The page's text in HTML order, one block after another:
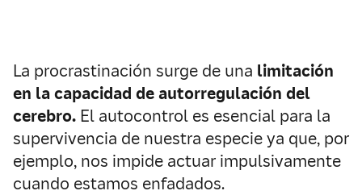
La procrastinación surge de una limitación
en la capacidad de autorregulación del
cerebro. El autocontrol es esencial para la
supervivencia de nuestra especie ya que, por
ejemplo, nos impide actuar impulsivamente
cuando estamos enfadados.